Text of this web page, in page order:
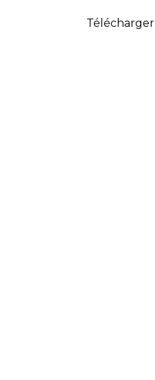
Télécharger